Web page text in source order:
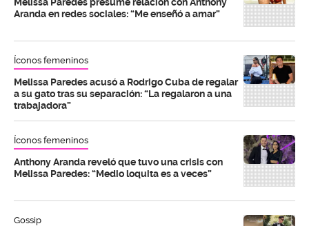
Aranda en redes sociales: “Me enseñó a amar”
Íconos femeninos
Melissa Paredes acusó a Rodrigo Cuba de regalar
a su gato tras su separación: “La regalaron a una
trabajadora”
Íconos femeninos
Anthony Aranda reveló que tuvo una crisis con
Melissa Paredes: “Medio loquita es a veces”
Gossip